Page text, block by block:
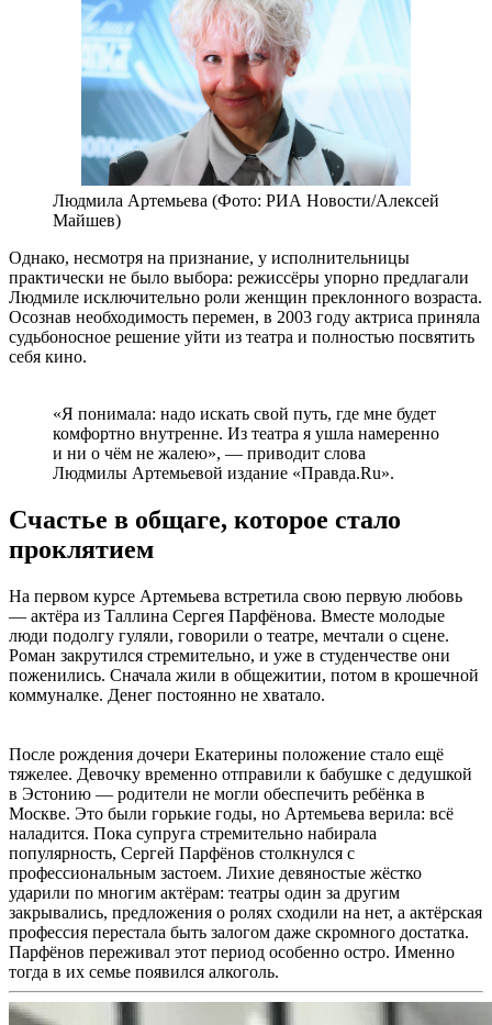
Людмила Артемьева (Фото: РИА Новости/Алексей
Майшев)
Однако, несмотря на признание, у исполнительницы
практически не было выбора: режиссёры упорно предлагали
Людмиле исключительно роли женщин преклонного возраста.
Осознав необходимость перемен, в 2003 году актриса приняла
судьбоносное решение уйти из театра и полностью посвятить
себя кино.
«Я понимала: надо искать свой путь, где мне будет
комфортно внутренне. Из театра я ушла намеренно
и ни о чём не жалею», — приводит слова
Людмилы Артемьевой издание «Правда.Ru».
Счастье в общаге, которое стало
проклятием
На первом курсе Артемьева встретила свою первую любовь
— актёра из Таллина Сергея Парфёнова. Вместе молодые
люди подолгу гуляли, говорили о театре, мечтали о сцене.
Роман закрутился стремительно, и уже в студенчестве они
поженились. Сначала жили в общежитии, потом в крошечной
коммуналке. Денег постоянно не хватало.
После рождения дочери Екатерины положение стало ещё
тяжелее. Девочку временно отправили к бабушке с дедушкой
в Эстонию — родители не могли обеспечить ребёнка в
Москве. Это были горькие годы, но Артемьева верила: всё
наладится. Пока супруга стремительно набирала
популярность, Сергей Парфёнов столкнулся с
профессиональным застоем. Лихие девяностые жёстко
ударили по многим актёрам: театры один за другим
закрывались, предложения о ролях сходили на нет, а актёрская
профессия перестала быть залогом даже скромного достатка.
Парфёнов переживал этот период особенно остро. Именно
тогда в их семье появился алкоголь.